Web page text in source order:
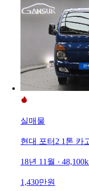
실매물
현대 포터2 1톤 카
18년 11월 ·
1,430만원